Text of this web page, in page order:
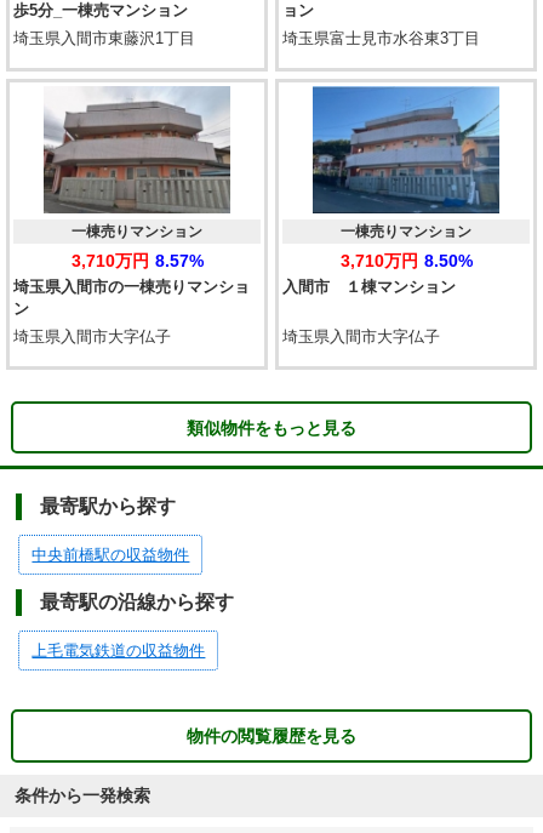
歩5分_一棟売マンション
埼玉県入間市東藤沢1丁目
ョン
埼玉県富士見市水谷東3丁目
埼玉県入間市の一棟売りマンショ
ン
一棟売りマンション
3,710万円 8.57%
埼玉県入間市大字仏子
入間市 １棟マンション
一棟売りマンション
3,710万円 8.50%
埼玉県入間市大字仏子
類似物件をもっと見る
最寄駅から探す
中央前橋駅の収益物件
最寄駅の沿線から探す
上毛電気鉄道の収益物件
物件の閲覧履歴を見る
条件から一発検索